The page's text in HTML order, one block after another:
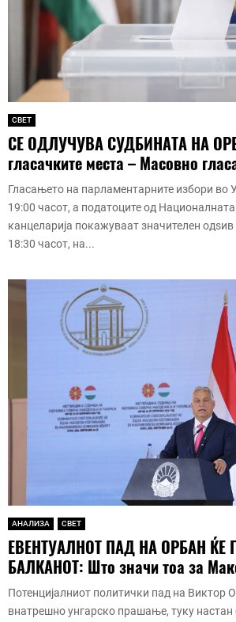
СВЕТ
СЕ ОДЛУЧУВА СУДБИНАТА НА
гласачките места – Масовно
Гласањето на парламентарните избори во
19:00 часот, а податоците од
канцеларија покажуваат значителен
18:30 часот, на...
АНАЛИЗА СВЕТ
ЕВЕНТУАЛНОТ ПАД НА ОРБАН ЌЕ
БАЛКАНОТ: Што значи тоа за
Потенцијалниот политички пад на Виктор
внатрешно унгарско прашање, туку